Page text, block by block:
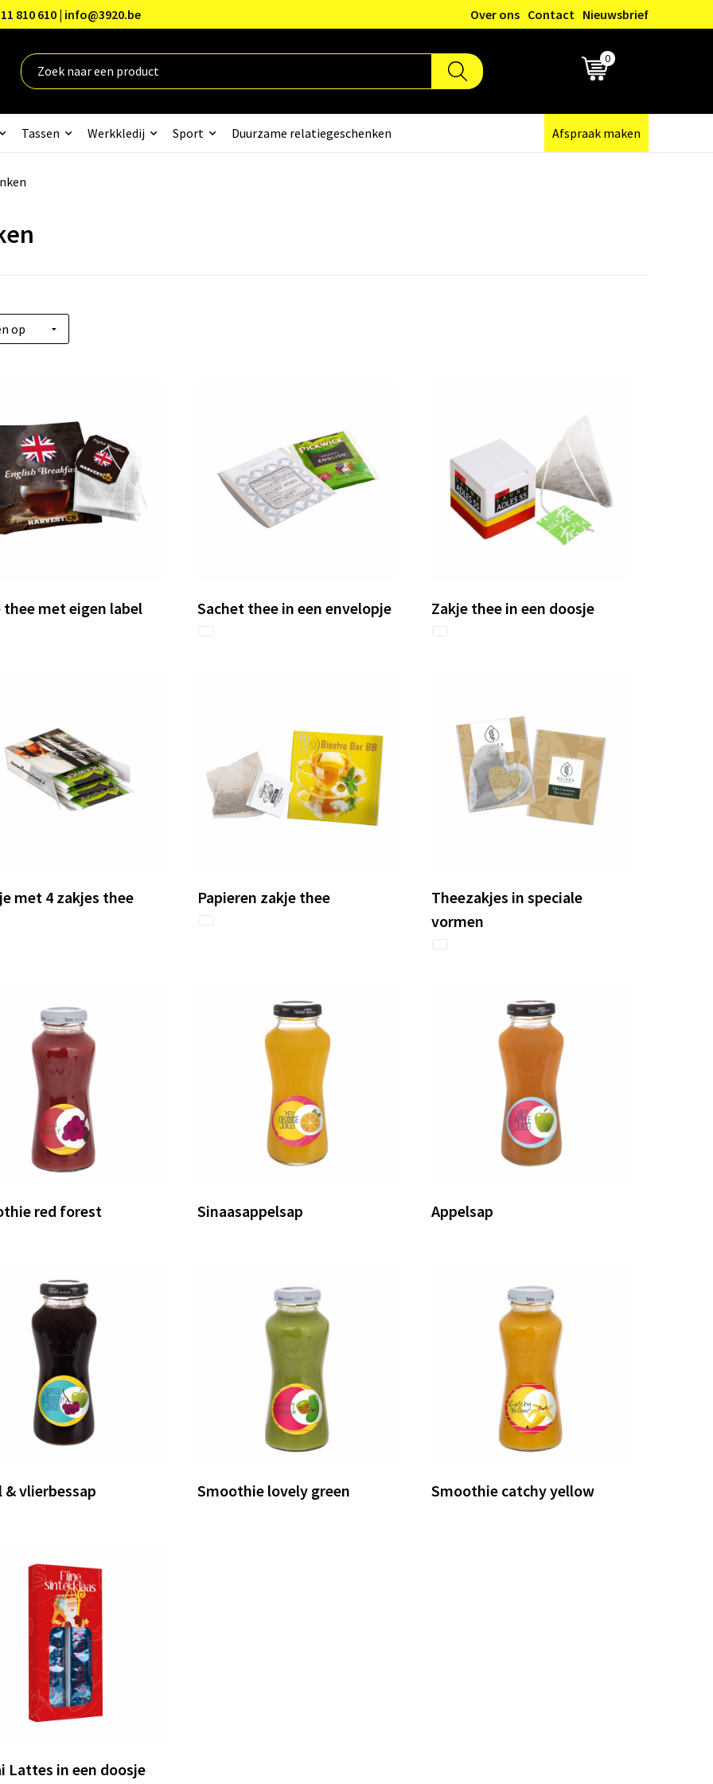
810 610 | info@3920.be Over ons Contact Nieuwsbrief
0
Tassen Werkkledij Sport Duurzame relatiegeschenken Afspraak maken
thee met eigen label Sachet thee in een envelopje Zakje thee in een doosje
met 4 zakjes thee Papieren zakje thee
Theezakjes in speciale
vormen
red forest Sinaasappelsap Appelsap
& vlierbessap Smoothie lovely green Smoothie catchy yellow
Lattes in een doosje